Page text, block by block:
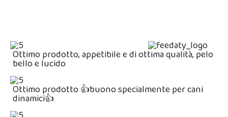
Ottimo prodotto, appetibile e di ottima qualità, pelo
bello e lucido
Ottimo prodotto 👍buono specialmente per cani
dinamici👍